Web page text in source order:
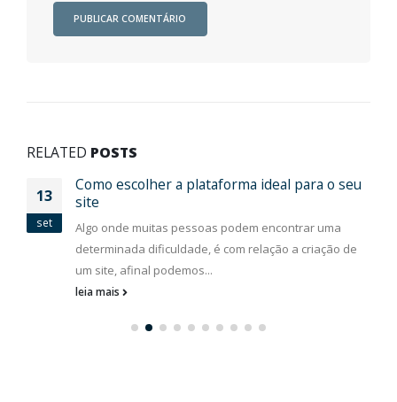
RELATED POSTS
13
set
Como escolher a plataforma ideal para o seu
site
Algo onde muitas pessoas podem encontrar uma
determinada dificuldade, é com relação a criação de
um site, afinal podemos...
leia mais